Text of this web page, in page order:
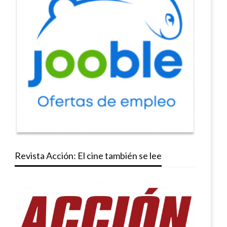
Revista Acción: El cine también se lee